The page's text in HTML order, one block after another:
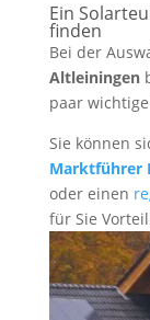
Ein
finden
Bei der
Altleiningen
paar
Sie können
Marktführer
oder einen
für Sie